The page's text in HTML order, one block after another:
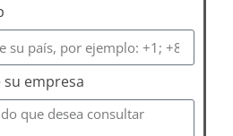
su empresa